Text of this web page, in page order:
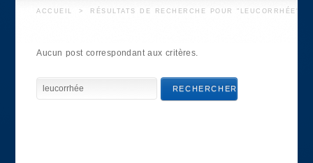
ACCUEIL > RÉSULTATS DE RECHERCHE POUR "LEUCORRHÉE"
Aucun post correspondant aux critères.